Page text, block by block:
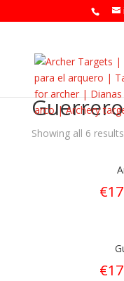
Showing all 6 results
€
€